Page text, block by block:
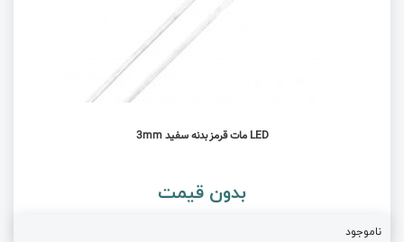
LED مات قرمز بدنه سفید 3mm
بدون قیمت
ناموجود